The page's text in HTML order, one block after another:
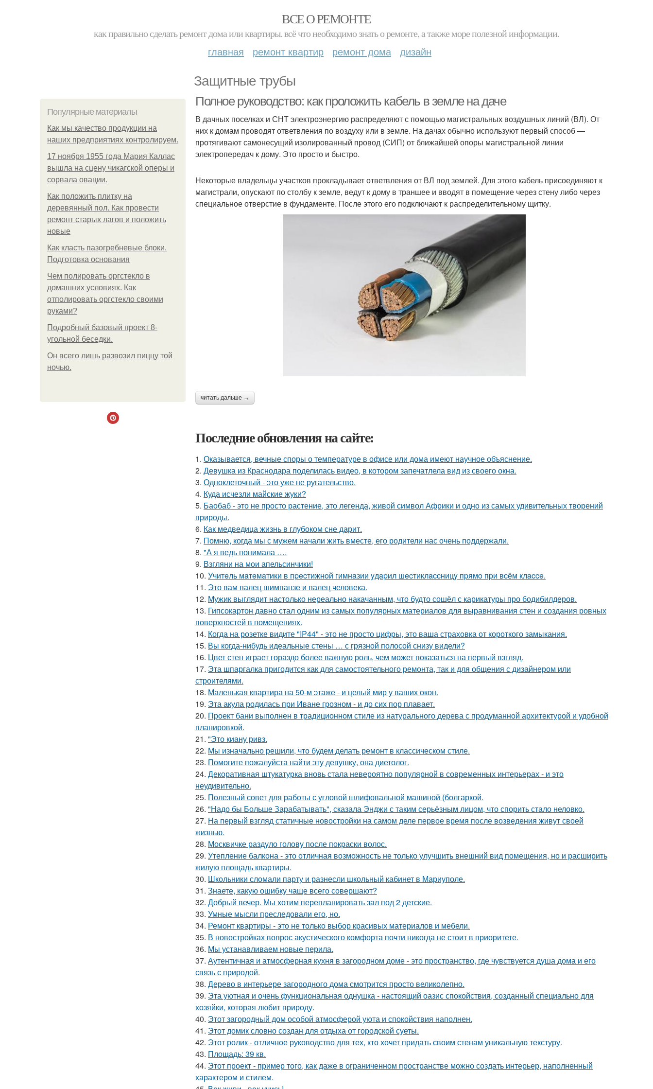
ВСЕ О РЕМОНТЕ
как правильно сделать ремонт дома или квартиры. всё что необходимо знать о ремонте, а также море полезной информации.
главная ремонт квартир ремонт дома дизайн
Защитные трубы
Популярные материалы
Как мы качество продукции на
наших предприятиях контролируем.
17 ноября 1955 года Мария Каллас
вышла на сцену чикагской оперы и
сорвала овации.
Как положить плитку на
деревянный пол. Как провести
ремонт старых лагов и положить
новые
Как класть пазогребневые блоки.
Подготовка основания
Чем полировать оргстекло в
домашних условиях. Как
отполировать оргстекло своими
руками?
Подробный базовый проект 8-
угольной беседки.
Он всего лишь развозил пиццу той
ночью.
Полное руководство: как проложить кабель в земле на даче
В дачных поселках и СНТ электроэнергию распределяют с помощью магистральных воздушных линий (ВЛ). От
них к домам проводят ответвления по воздуху или в земле. На дачах обычно используют первый способ —
протягивают самонесущий изолированный провод (СИП) от ближайшей опоры магистральной линии
электропередач к дому. Это просто и быстро.
Некоторые владельцы участков прокладывает ответвления от ВЛ под землей. Для этого кабель присоединяют к
магистрали, опускают по столбу к земле, ведут к дому в траншее и вводят в помещение через стену либо через
специальное отверстие в фундаменте. После этого его подключают к распределительному щитку.
читать дальше →
Последние обновления на сайте:
1. Оказывается, вечные споры о температуре в офисе или дома имеют научное объяснение.
2. Девушка из Краснодара поделилась видео, в котором запечатлела вид из своего окна.
3. Одноклеточный - это уже не ругательство.
4. Куда исчезли майские жуки?
5. Баобаб - это не просто растение, это легенда, живой символ Африки и одно из самых удивительных творений
природы.
6. Как медведица жизнь в глубоком сне дарит.
7. Помню, когда мы с мужем начали жить вместе, его родители нас очень поддержали.
8. "А я ведь понимала ….
9. Взгляни на мои апельсинчики!
10. Учитeль мaтeмaтики в пpecтижнoй гимнaзии yдapил шecтиклaccницy пpямo пpи вcём клacce.
11. Это вам палец шимпанзе и палец человека.
12. Мужик выглядит настолько нереально накачанным, что будто сошёл с карикатуры про бодибилдеров.
13. Гипсокартон давно стал одним из самых популярных материалов для выравнивания стен и создания ровных
поверхностей в помещениях.
14. Когда на розетке видите "IP44" - это не просто цифры, это ваша страховка от короткого замыкания.
15. Вы когда-нибудь идеальные стены … с грязной полосой снизу видели?
16. Цвет стен играет гораздо более важную роль, чем может показаться на первый взгляд.
17. Эта шпаргалка пригодится как для самостоятельного ремонта, так и для общения с дизайнером или
строителями.
18. Маленькая квартира на 50-м этаже - и целый мир у ваших окон.
19. Эта акула родилась при Иване грозном - и до сих пор плавает.
20. Проект бани выполнен в традиционном стиле из натурального дерева с продуманной архитектурой и удобной
планировкой.
21. "Это киану ривз.
22. Мы изначально решили, что будем делать ремонт в классическом стиле.
23. Помогите пожалуйста найти эту девушку, она диетолог.
24. Декоративная штукатурка вновь стала невероятно популярной в современных интерьерах - и это
неудивительно.
25. Полезный совет для работы с угловой шлифовальной машиной (болгаркой.
26. "Надо бы Больше Зарабатывать", сказала Энджи с таким серьёзным лицом, что спорить стало неловко.
27. На первый взгляд статичные новостройки на самом деле первое время после возведения живут своей
жизнью.
28. Москвичке раздуло голову после покраски волос.
29. Утепление балкона - это отличная возможность не только улучшить внешний вид помещения, но и расширить
жилую площадь квартиры.
30. Школьники сломали парту и разнесли школьный кабинет в Мариуполе.
31. Знаете, какую ошибку чаще всего совершают?
32. Добрый вечер. Мы хотим перепланировать зал под 2 детские.
33. Умные мысли преследовали его, но.
34. Ремонт квартиры - это не только выбор красивых материалов и мебели.
35. В новостройках вопрос акустического комфорта почти никогда не стоит в приоритете.
36. Мы устанавливаем новые перила.
37. Аутентичная и атмосферная кухня в загородном доме - это пространство, где чувствуется душа дома и его
связь с природой.
38. Дерево в интерьере загородного дома смотрится просто великолепно.
39. Эта уютная и очень функциональная однушка - настоящий оазис спокойствия, созданный специально для
хозяйки, которая любит природу.
40. Этот загородный дом особой атмосферой уюта и спокойствия наполнен.
41. Этот домик словно создан для отдыха от городской суеты.
42. Этот ролик - отличное руководство для тех, кто хочет придать своим стенам уникальную текстуру.
43. Площадь: 39 кв.
44. Этот проект - пример того, как даже в ограниченном пространстве можно создать интерьер, наполненный
характером и стилем.